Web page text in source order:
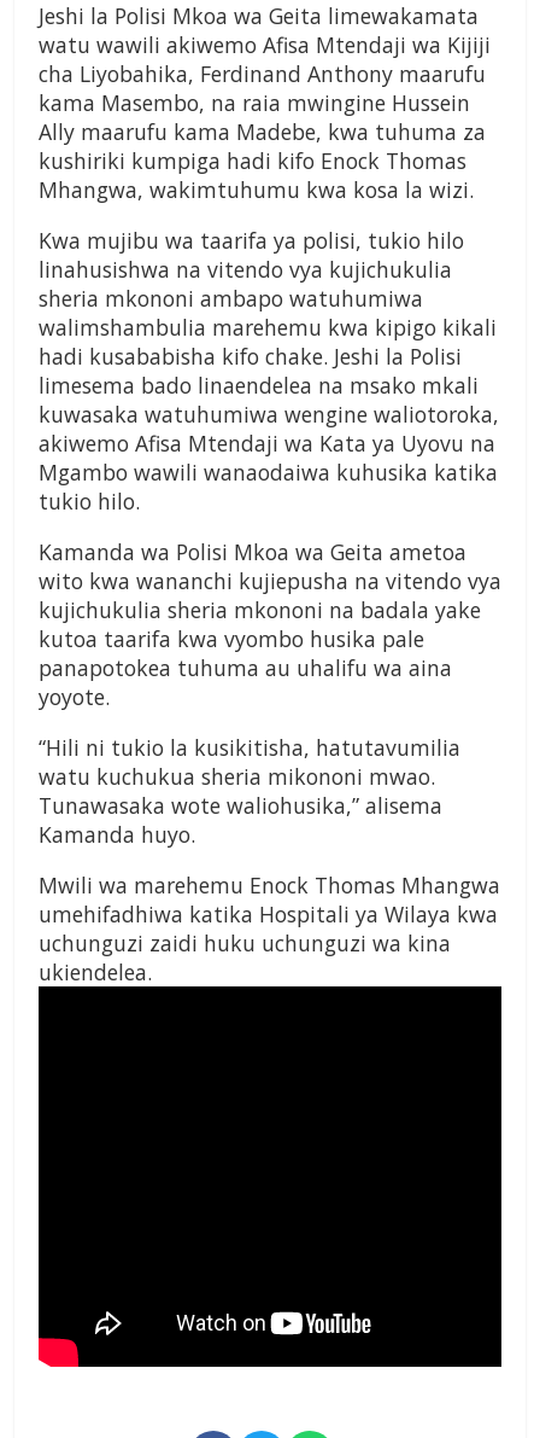
Jeshi la Polisi Mkoa wa Geita limewakamata
watu wawili akiwemo Afisa Mtendaji wa Kijiji
cha Liyobahika, Ferdinand Anthony maarufu
kama Masembo, na raia mwingine Hussein
Ally maarufu kama Madebe, kwa tuhuma za
kushiriki kumpiga hadi kifo Enock Thomas
Mhangwa, wakimtuhumu kwa kosa la wizi.
Kwa mujibu wa taarifa ya polisi, tukio hilo
linahusishwa na vitendo vya kujichukulia
sheria mkononi ambapo watuhumiwa
walimshambulia marehemu kwa kipigo kikali
hadi kusababisha kifo chake. Jeshi la Polisi
limesema bado linaendelea na msako mkali
kuwasaka watuhumiwa wengine waliotoroka,
akiwemo Afisa Mtendaji wa Kata ya Uyovu na
Mgambo wawili wanaodaiwa kuhusika katika
tukio hilo.
Kamanda wa Polisi Mkoa wa Geita ametoa
wito kwa wananchi kujiepusha na vitendo vya
kujichukulia sheria mkononi na badala yake
kutoa taarifa kwa vyombo husika pale
panapotokea tuhuma au uhalifu wa aina
yoyote.
“Hili ni tukio la kusikitisha, hatutavumilia
watu kuchukua sheria mikononi mwao.
Tunawasaka wote waliohusika,” alisema
Kamanda huyo.
Mwili wa marehemu Enock Thomas Mhangwa
umehifadhiwa katika Hospitali ya Wilaya kwa
uchunguzi zaidi huku uchunguzi wa kina
ukiendelea.